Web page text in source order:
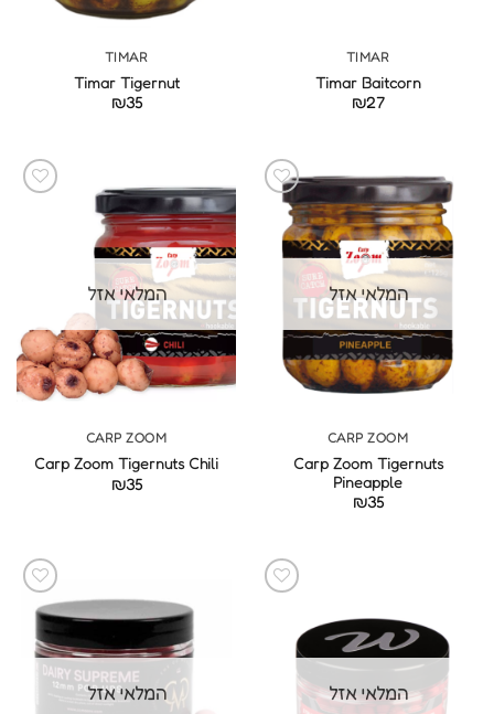
TIMAR
Timar Baitcorn
₪27
TIMAR
Timar Tigernut
₪35
המלאי אזל
CARP ZOOM
Carp Zoom Tigernuts
Pineapple
₪35
המלאי אזל
CARP ZOOM
Carp Zoom Tigernuts Chili
₪35
המלאי אזל המלאי אזל